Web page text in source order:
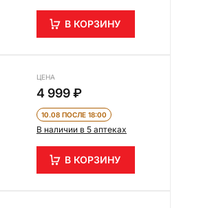
В КОРЗИНУ
ЦЕНА
4 999 ₽
10.08 ПОСЛЕ 18:00
В наличии в 5 аптеках
В КОРЗИНУ